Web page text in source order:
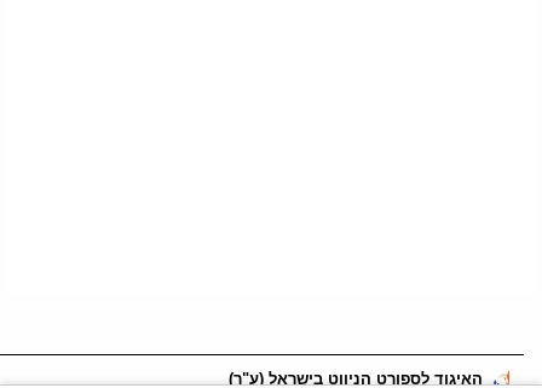
האיגוד לספורט הניווט בישראל (ע"ר)